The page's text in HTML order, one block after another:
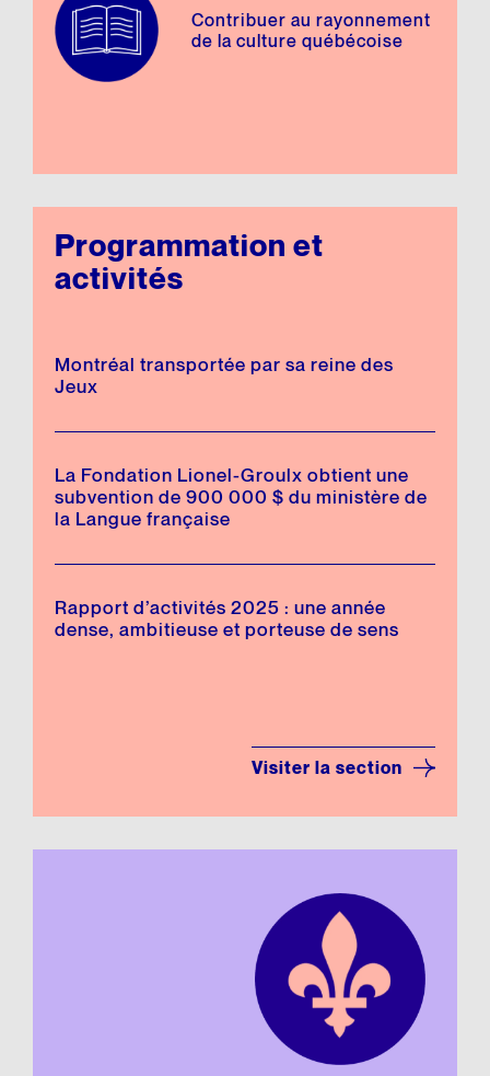
Contribuer au rayonnement
de la culture québécoise
Programmation et
activités
Montréal transportée par sa reine des
Jeux
La Fondation Lionel-Groulx obtient une
subvention de 900 000 $ du ministère de
la Langue française
Rapport d’activités 2025 : une année
dense, ambitieuse et porteuse de sens
Visiter la section